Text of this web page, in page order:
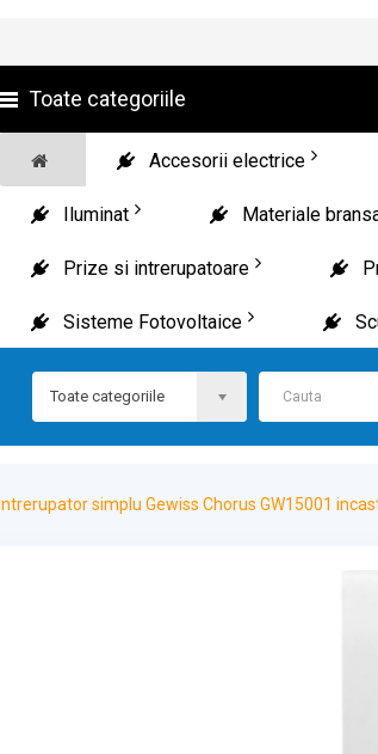
Toate categoriile
Accesorii electrice
Iluminat Materiale
Prize si intrerupatoare
Sisteme Fotovoltaice
Toate categoriile
Intrerupator simplu Gewiss Chorus GW15001